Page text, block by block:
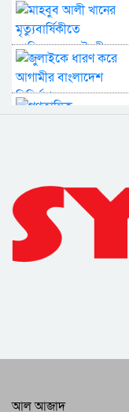
আল আজাদ